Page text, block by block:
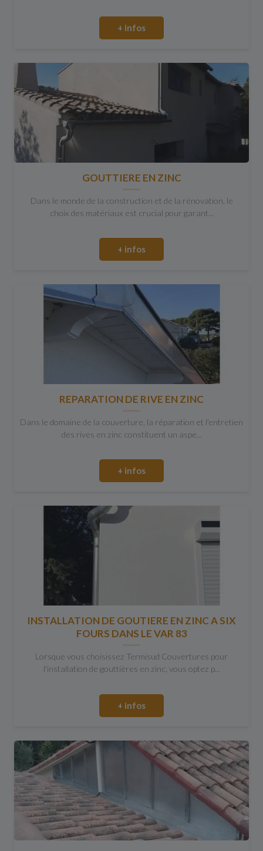
+ infos
GOUTTIERE EN ZINC
Dans le monde de la construction et de la rénovation, le
choix des matériaux est crucial pour garant...
+ infos
REPARATION DE RIVE EN ZINC
Dans le domaine de la couverture, la réparation et l'entretien
des rives en zinc constituent un aspe...
+ infos
INSTALLATION DE GOUTIERE EN ZINC A SIX
FOURS DANS LE VAR 83
Lorsque vous choisissez Termisud Couvertures pour
l'installation de gouttières en zinc, vous optez p...
+ infos